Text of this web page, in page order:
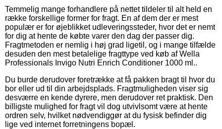
Temmelig mange forhandlere på nettet tildeler til alt held en
række forskellige former for fragt. En af dem der er mest
populær er for øjeblikket udleveringssteder, hvor det er nemt
for dig at hente de købte varer den dag der passer dig.
Fragtmetoden er nemlig i høj grad ligetil, og i mange tilfælde
desuden den mest betalelige fragttype ved køb af Wella
Professionals Invigo Nutri Enrich Conditioner 1000 ml..
Du burde derudover foretrække at få pakken bragt til hvor du
bor eller ud til din arbejdsplads. Fragtmuligheden viser sig
desværre en kende dyrere, men derudover ret praktisk. Den
billigste mulighed for fragt vil dog utvivlsomt være at hente
ordren selv, hvilket nødvendiggør at du fysisk befinder dig
lige ved internet forretningens bopæl.